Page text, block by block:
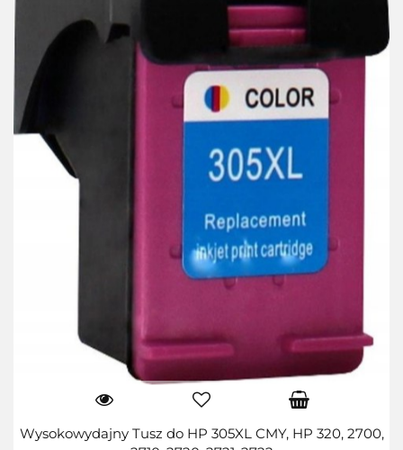
Wysokowydajny Tusz do HP 305XL CMY, HP 320, 2700,